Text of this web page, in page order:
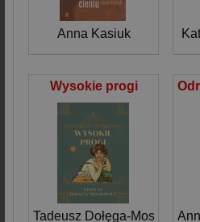
Anna Kasiuk
Wysokie progi
Tadeusz Dołęga-Mostowicz